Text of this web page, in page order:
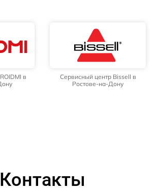
в
Сервисный центр Bissell в
Ростове-на-Дону
Контакты